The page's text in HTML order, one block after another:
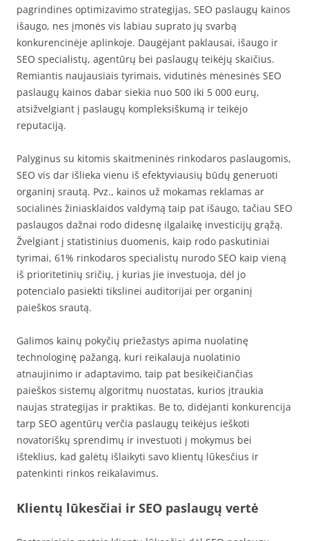
pagrindines optimizavimo strategijas, SEO paslaugų kainos
išaugo, nes įmonės vis labiau suprato jų svarbą
konkurencinėje aplinkoje. Daugėjant paklausai, išaugo ir
SEO specialistų, agentūrų bei paslaugų teikėjų skaičius.
Remiantis naujausiais tyrimais, vidutinės mėnesinės SEO
paslaugų kainos dabar siekia nuo 500 iki 5 000 eurų,
atsižvelgiant į paslaugų kompleksiškumą ir teikėjo
reputaciją.
Palyginus su kitomis skaitmeninės rinkodaros paslaugomis,
SEO vis dar išlieka vienu iš efektyviausių būdų generuoti
organinį srautą. Pvz., kainos už mokamas reklamas ar
socialinės žiniasklaidos valdymą taip pat išaugo, tačiau SEO
paslaugos dažnai rodo didesnę ilgalaikę investicijų grąžą.
Žvelgiant į statistinius duomenis, kaip rodo paskutiniai
tyrimai, 61% rinkodaros specialistų nurodo SEO kaip vieną
iš prioritetinių sričių, į kurias jie investuoja, dėl jo
potencialo pasiekti tikslinei auditorijai per organinį
paieškos srautą.
Galimos kainų pokyčių priežastys apima nuolatinę
technologinę pažangą, kuri reikalauja nuolatinio
atnaujinimo ir adaptavimo, taip pat besikeičiančias
paieškos sistemų algoritmų nuostatas, kurios įtraukia
naujas strategijas ir praktikas. Be to, didėjanti konkurencija
tarp SEO agentūrų verčia paslaugų teikėjus ieškoti
novatoriškų sprendimų ir investuoti į mokymus bei
išteklius, kad galėtų išlaikyti savo klientų lūkesčius ir
patenkinti rinkos reikalavimus.
Klientų lūkesčiai ir SEO paslaugų vertė